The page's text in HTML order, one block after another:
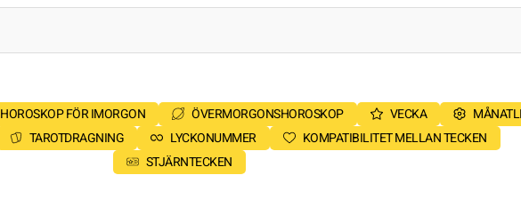
HOROSKOP FÖR IMORGON ÖVERMORGONSHOROSKOP VECKA
TAROTDRAGNING LYCKONUMMER
KOMPATIBILITET MELLAN TECKEN
STJÄRNTECKEN